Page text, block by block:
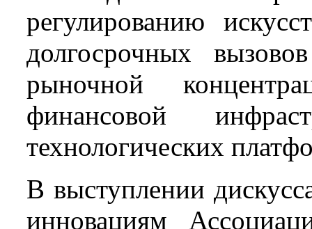
регулированию
долгосрочных
рыночной
финансовой
технологических
В выступлении
инновациям